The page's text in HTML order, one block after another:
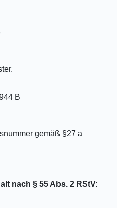
B
gemäß §27 a
nach § 55 Abs. 2 RStV: